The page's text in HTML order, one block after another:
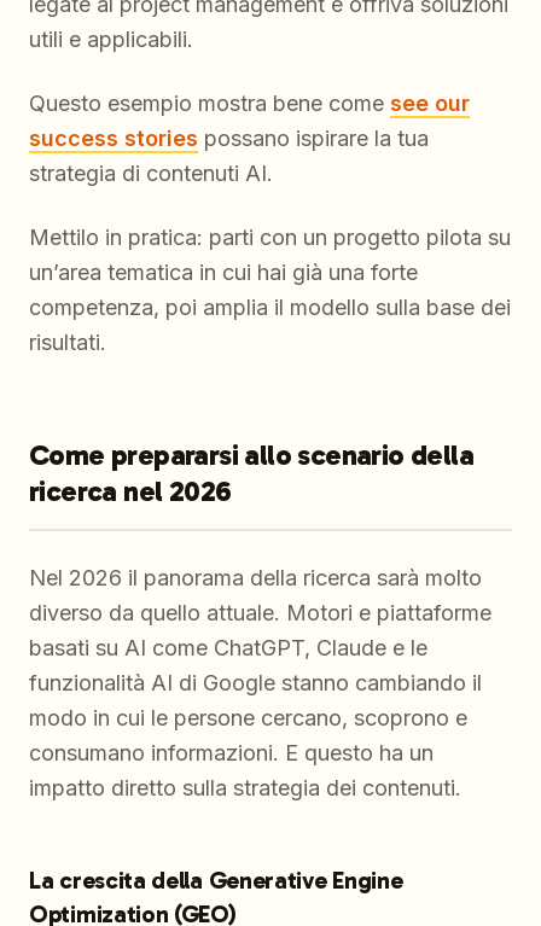
utili e applicabili.
Questo esempio mostra bene come see our
success stories possano ispirare la tua
strategia di contenuti AI.
Mettilo in pratica: parti con un progetto pilota su
un’area tematica in cui hai già una forte
competenza, poi amplia il modello sulla base dei
risultati.
Come prepararsi allo scenario della
ricerca nel 2026
Nel 2026 il panorama della ricerca sarà molto
diverso da quello attuale. Motori e piattaforme
basati su AI come ChatGPT, Claude e le
funzionalità AI di Google stanno cambiando il
modo in cui le persone cercano, scoprono e
consumano informazioni. E questo ha un
impatto diretto sulla strategia dei contenuti.
La crescita della Generative Engine
Optimization (GEO)